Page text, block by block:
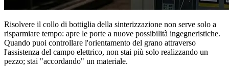
Risolvere il collo di bottiglia della sinterizzazione non serve solo a
risparmiare tempo: apre le porte a nuove possibilità ingegneristiche.
Quando puoi controllare l'orientamento del grano attraverso
l'assistenza del campo elettrico, non stai più solo realizzando un
pezzo; stai "accordando" un materiale.